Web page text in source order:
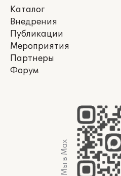
Каталог
Внедрения
Публикации
Мероприятия
Партнеры
Форум
Мы в Max